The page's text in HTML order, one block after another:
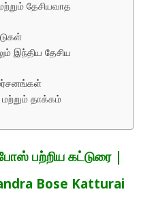
தேசியவாத
இந்திய தேசிய
மற்றும் தாக்கம்
போஸ் பற்றிய கட்டுரை |
Bose Katturai